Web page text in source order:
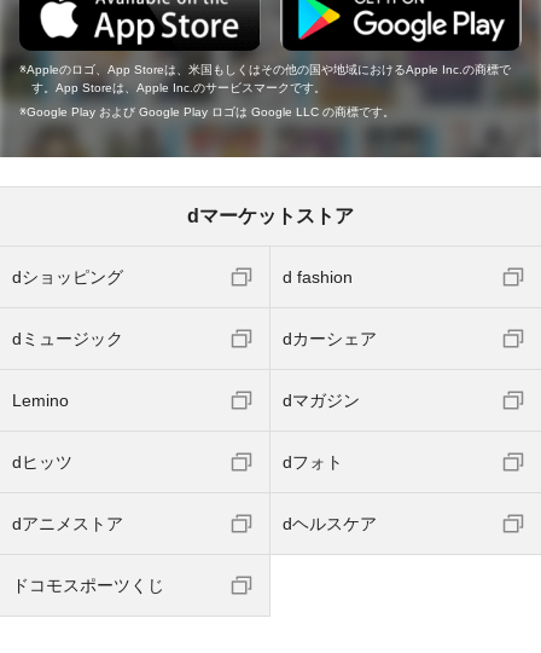
Appleのロゴ、App Storeは、米国もしくはその他の国や地域におけるApple Inc.の商標で
す。App Storeは、Apple Inc.のサービスマークです。
Google Play および Google Play ロゴは Google LLC の商標です。
dマーケットストア
dショッピング d fashion
dミュージック dカーシェア
Lemino dマガジン
dヒッツ dフォト
dアニメストア dヘルスケア
ドコモスポーツくじ